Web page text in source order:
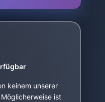
keinem unserer
ist